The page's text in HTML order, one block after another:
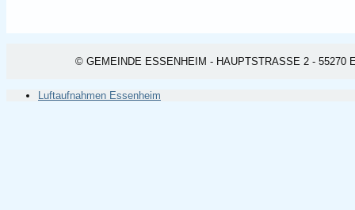
© GEMEINDE ESSENHEIM - HAUPTSTRASSE 2 - 55270
Luftaufnahmen Essenheim